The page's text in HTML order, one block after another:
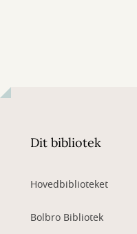
Dit bibliotek
Hovedbiblioteket
Bolbro Bibliotek